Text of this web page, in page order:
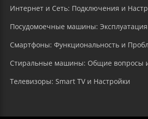
Интернет и Сеть: Подключения и
Посудомоечные машины:
Смартфоны: Функциональность и
Стиральные машины: Общие вопросы
Телевизоры: Smart TV и Настройки